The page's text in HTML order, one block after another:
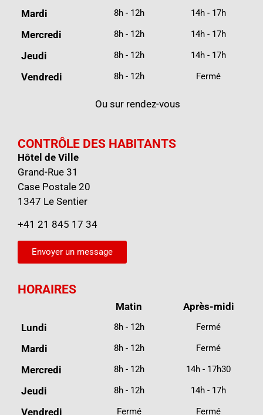
Mardi 8h - 12h 14h - 17h
Mercredi 8h - 12h 14h - 17h
Jeudi 8h - 12h 14h - 17h
Vendredi 8h - 12h Fermé
Ou sur rendez-vous
CONTRÔLE DES HABITANTS
Hôtel de Ville
Grand-Rue 31
Case Postale 20
1347 Le Sentier
+41 21 845 17 34
Envoyer un message
HORAIRES
Matin
Après-midi
Lundi
8h - 12h Fermé
Mardi 8h - 12h Fermé
Mercredi 8h - 12h 14h - 17h30
Jeudi 8h - 12h 14h - 17h
Vendredi Fermé Fermé